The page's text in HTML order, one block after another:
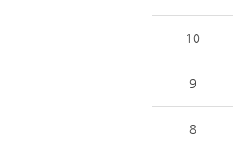
10
9
8